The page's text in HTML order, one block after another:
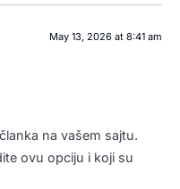
May 13, 2026 at 8:41 am
na vašem sajtu.
ovu opciju i koji su